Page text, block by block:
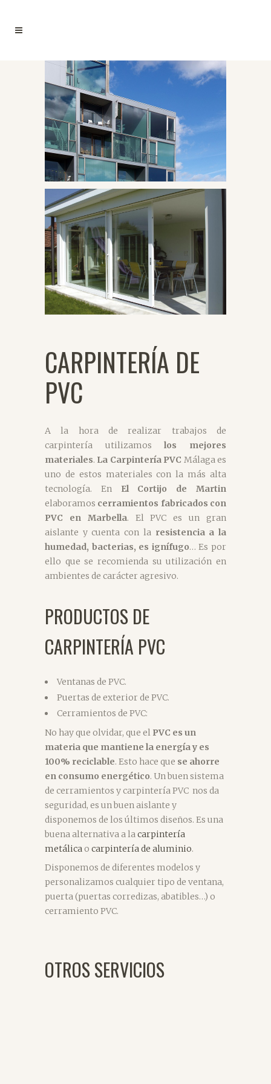
CARPINTERÍA DE
PVC
A la hora de realizar trabajos de
carpintería utilizamoslos mejores
materiales. La Carpintería PVC Málaga es
uno de estos materiales con la más alta
tecnología. En El Cortijo de Martin
elaboramos cerramientos fabricados con
PVC en Marbella. El PVC es un gran
aislante y cuenta con la resistencia a la
humedad, bacterias, es ignífugo… Es por
ello que se recomienda su utilización en
ambientes de carácter agresivo.
PRODUCTOS DE
CARPINTERÍA PVC
Ventanas de PVC.
Puertas de exterior de PVC.
Cerramientos de PVC:
No hay que olvidar, que el PVC es un
materia que mantiene la energía y es
100% reciclable. Esto hace que se ahorre
en consumo energético. Un buen sistema
de cerramientos y carpintería PVC nos da
seguridad, es un buen aislante y
disponemos de los últimos diseños. Es una
buena alternativa a lacarpintería
metálicao carpintería de aluminio.
Disponemos de diferentes modelos y
personalizamos cualquier tipo de ventana,
puerta (puertas corredizas, abatibles…) o
cerramiento PVC.
OTROS SERVICIOS